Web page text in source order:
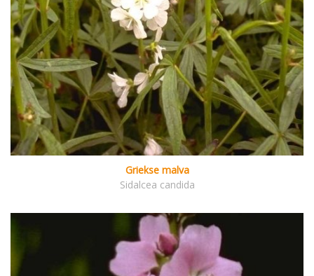
Griekse malva
Sidalcea candida